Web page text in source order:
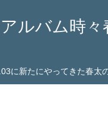
ルバム時々
に新たにやってきた春太